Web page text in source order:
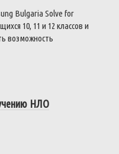
Bulgaria Solve for
10, 11 и 12 классов и
возможность
НЛО